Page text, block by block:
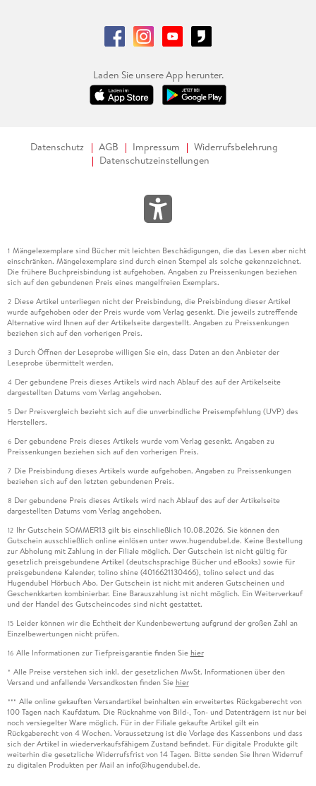
Laden Sie unsere App herunter.
Datenschutz AGB Impressum
Widerrufsbelehrung
Datenschutzeinstellungen
1 Mängelexemplare sind Bücher mit leichten Beschädigungen, die das Lesen aber nicht
einschränken. Mängelexemplare sind durch einen Stempel als solche gekennzeichnet.
Die frühere Buchpreisbindung ist aufgehoben. Angaben zu Preissenkungen beziehen
sich auf den gebundenen Preis eines mangelfreien Exemplars.
2 Diese Artikel unterliegen nicht der Preisbindung, die Preisbindung dieser Artikel
wurde aufgehoben oder der Preis wurde vom Verlag gesenkt. Die jeweils zutreffende
Alternative wird Ihnen auf der Artikelseite dargestellt. Angaben zu Preissenkungen
beziehen sich auf den vorherigen Preis.
3 Durch Öffnen der Leseprobe willigen Sie ein, dass Daten an den Anbieter der
Leseprobe übermittelt werden.
4 Der gebundene Preis dieses Artikels wird nach Ablauf des auf der Artikelseite
dargestellten Datums vom Verlag angehoben.
5 Der Preisvergleich bezieht sich auf die unverbindliche Preisempfehlung (UVP) des
Herstellers.
6 Der gebundene Preis dieses Artikels wurde vom Verlag gesenkt. Angaben zu
Preissenkungen beziehen sich auf den vorherigen Preis.
7 Die Preisbindung dieses Artikels wurde aufgehoben. Angaben zu Preissenkungen
beziehen sich auf den letzten gebundenen Preis.
8 Der gebundene Preis dieses Artikels wird nach Ablauf des auf der Artikelseite
dargestellten Datums vom Verlag angehoben.
12 Ihr Gutschein SOMMER13 gilt bis einschließlich 10.08.2026. Sie können den
Gutschein ausschließlich online einlösen unter www.hugendubel.de. Keine Bestellung
zur Abholung mit Zahlung in der Filiale möglich. Der Gutschein ist nicht gültig für
gesetzlich preisgebundene Artikel (deutschsprachige Bücher und eBooks) sowie für
preisgebundene Kalender, tolino shine (4016621130466), tolino select und das
Hugendubel Hörbuch Abo. Der Gutschein ist nicht mit anderen Gutscheinen und
Geschenkkarten kombinierbar. Eine Barauszahlung ist nicht möglich. Ein Weiterverkauf
und der Handel des Gutscheincodes sind nicht gestattet.
15 Leider können wir die Echtheit der Kundenbewertung aufgrund der großen Zahl an
Einzelbewertungen nicht prüfen.
16 Alle Informationen zur Tiefpreisgarantie finden Sie hier
* Alle Preise verstehen sich inkl. der gesetzlichen MwSt. Informationen über den
Versand und anfallende Versandkosten finden Sie hier
*** Alle online gekauften Versandartikel beinhalten ein erweitertes Rückgaberecht von
100 Tagen nach Kaufdatum. Die Rücknahme von Bild-, Ton- und Datenträgern ist nur bei
noch versiegelter Ware möglich. Für in der Filiale gekaufte Artikel gilt ein
Rückgaberecht von 4 Wochen. Voraussetzung ist die Vorlage des Kassenbons und dass
sich der Artikel in wiederverkaufsfähigem Zustand befindet. Für digitale Produkte gilt
weiterhin die gesetzliche Widerrufsfrist von 14 Tagen. Bitte senden Sie Ihren Widerruf
zu digitalen Produkten per Mail an info@hugendubel.de.